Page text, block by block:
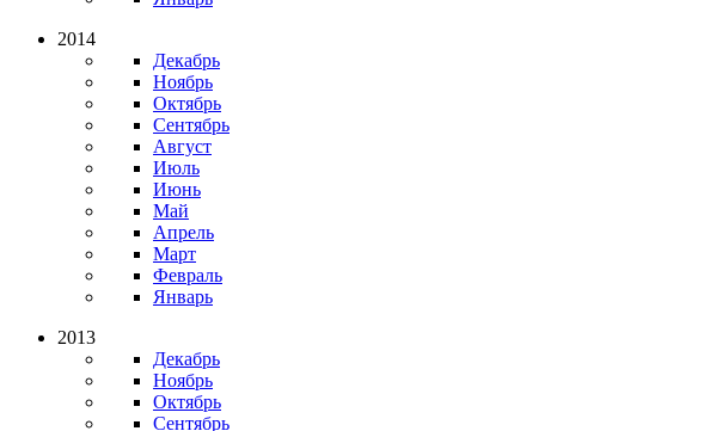
2014
Декабрь
Ноябрь
Октябрь
Сентябрь
Август
Июль
Июнь
Май
Апрель
Март
Февраль
Январь
2013
Декабрь
Ноябрь
Октябрь
Сентябрь